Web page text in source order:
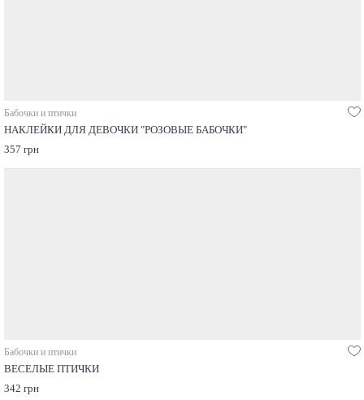
Бабочки и птички
НАКЛЕЙКИ ДЛЯ ДЕВОЧКИ "РОЗОВЫЕ БАБОЧКИ"
357 грн
Бабочки и птички
ВЕСЕЛЫЕ ПТИЧКИ
342 грн